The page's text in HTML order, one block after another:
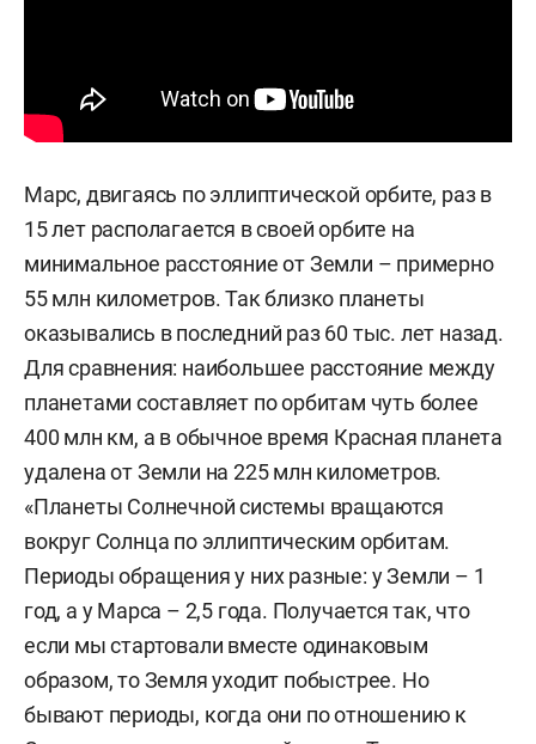
Марс, двигаясь по эллиптической орбите, раз в
15 лет располагается в своей орбите на
минимальное расстояние от Земли – примерно
55 млн километров. Так близко планеты
оказывались в последний раз 60 тыс. лет назад.
Для сравнения: наибольшее расстояние между
планетами составляет по орбитам чуть более
400 млн км, а в обычное время Красная планета
удалена от Земли на 225 млн километров.
«Планеты Солнечной системы вращаются
вокруг Солнца по эллиптическим орбитам.
Периоды обращения у них разные: у Земли – 1
год, а у Марса – 2,5 года. Получается так, что
если мы стартовали вместе одинаковым
образом, то Земля уходит побыстрее. Но
бывают периоды, когда они по отношению к